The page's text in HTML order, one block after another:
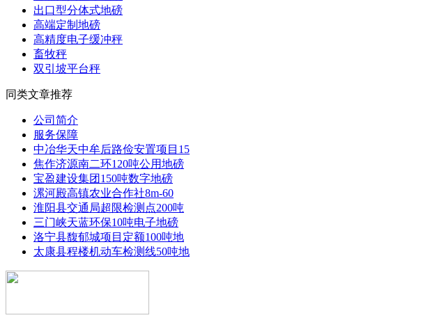
出口型分体式地磅
高端定制地磅
高精度电子缓冲秤
畜牧秤
双引坡平台秤
同类文章推荐
公司简介
服务保障
中冶华天中牟后路俭安置项目15
焦作济源南二环120吨公用地磅
宝盈建设集团150吨数字地磅
漯河殿高镇农业合作社8m-60
淮阳县交通局超限检测点200吨
三门峡天蓝环保10吨电子地磅
洛宁县馥郁城项目定额100吨地
太康县程楼机动车检测线50吨地